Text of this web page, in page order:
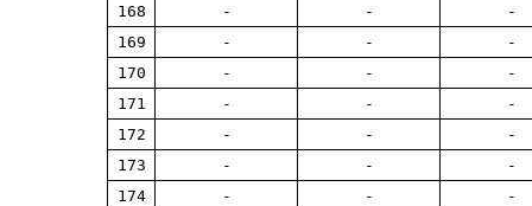
168
- -
-
169
- -
-
170
- -
-
171
- -
-
172
- -
-
173
- -
-
174
- -
-